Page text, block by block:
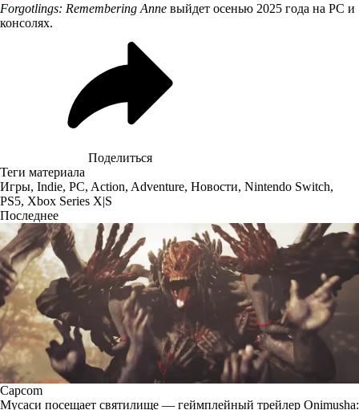
Forgotlings: Remembering Anne выйдет осенью 2025 года на PC и
консолях.
Поделиться
Теги материала
Игры, Indie, PC, Action, Adventure, Новости, Nintendo Switch,
PS5, Xbox Series X|S
Последнее
Capcom
Мусаси посещает святилище — геймплейный трейлер Onimusha: